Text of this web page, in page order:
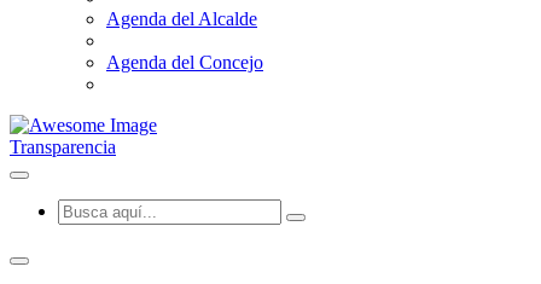
Agenda del Alcalde
Agenda del Concejo
Transparencia